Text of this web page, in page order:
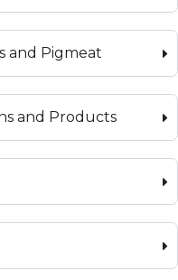
and Pigmeat
and Products